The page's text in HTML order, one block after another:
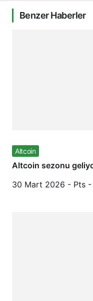
Benzer Haberler
Altcoin
Altcoin sezonu
30 Mart 2026 - Pts -